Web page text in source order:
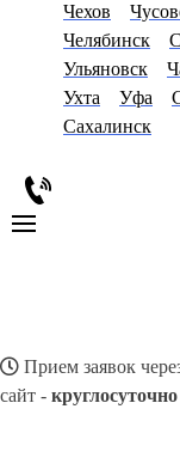
Чехов
Челябинск
Ульяновск
Ухта
Уфа
Сахалинск
Прием заявок
сайт - круглосуточно